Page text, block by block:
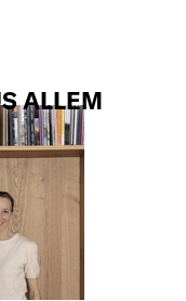
ALLEM